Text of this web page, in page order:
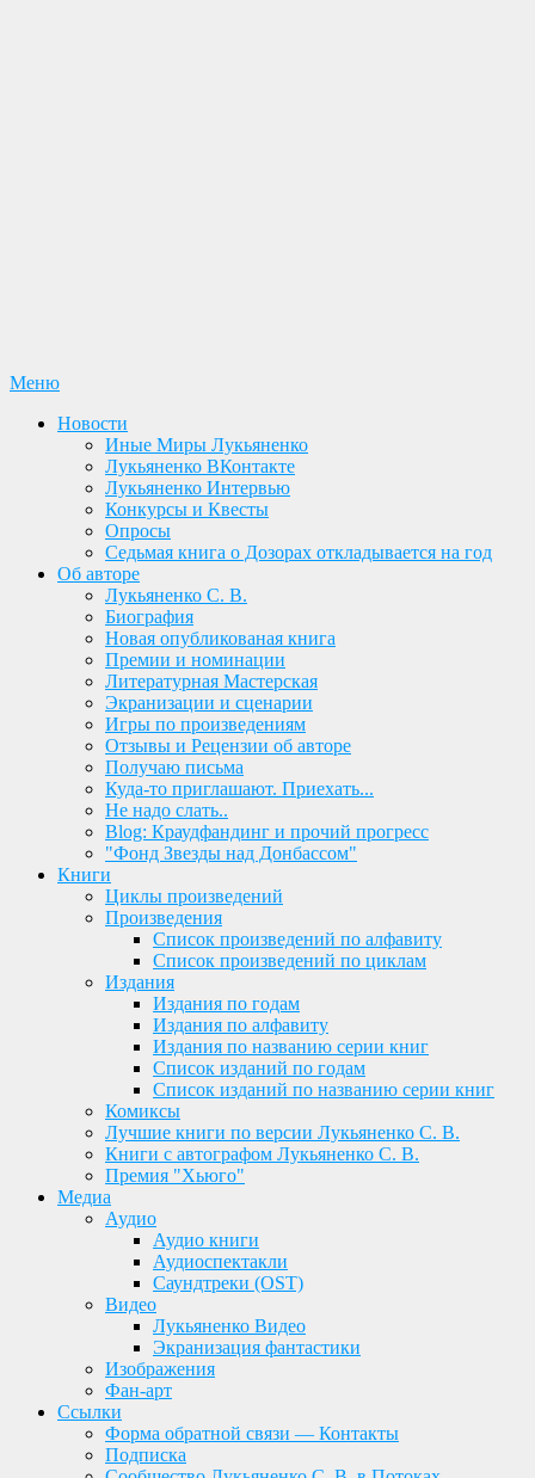
Перейти
содержимому
Меню
Новости
Иные Миры Лукьяненко
Лукьяненко ВКонтакте
Лукьяненко Интервью
Конкурсы и Квесты
Опросы
Седьмая книга о Дозорах откладывается на год
Об авторе
Лукьяненко С. В.
Биография
Новая опубликованая книга
Премии и номинации
Литературная Мастерская
Экранизации и сценарии
Игры по произведениям
Отзывы и Рецензии об авторе
Получаю письма
Куда-то приглашают. Приехать...
Не надо слать..
Blog: Краудфандинг и прочий прогресс
"Фонд Звезды над Донбассом"
Книги
Циклы произведений
Произведения
Список произведений по алфавиту
Список произведений по циклам
Издания
Издания по годам
Издания по алфавиту
Издания по названию серии книг
Список изданий по годам
Список изданий по названию серии книг
Комиксы
Лучшие книги по версии Лукьяненко С. В.
Книги с автографом Лукьяненко С. В.
Премия "Хьюго"
Медиа
Аудио
Аудио книги
Аудиоспектакли
Саундтреки (OST)
Видео
Лукьяненко Видео
Экранизация фантастики
Изображения
Фан-арт
Ссылки
Форма обратной связи — Контакты
Подписка